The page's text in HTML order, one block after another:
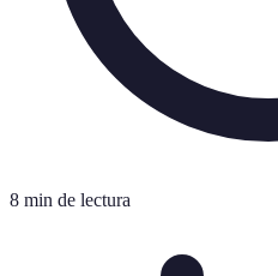
8 min de lectura